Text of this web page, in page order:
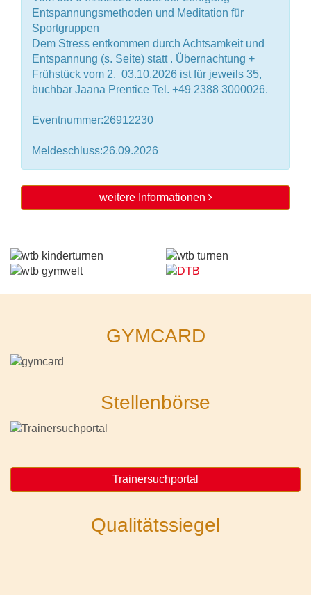
Entspannungsmethoden und Meditation für
Sportgruppen
Dem Stress entkommen durch Achtsamkeit und
Entspannung (s. Seite) statt . Übernachtung +
Frühstück vom 2.  03.10.2026 ist für jeweils 35,
buchbar Jaana Prentice Tel. +49 2388 3000026.
Eventnummer:26912230
Meldeschluss:26.09.2026
weitere Informationen
GYMCARD
Stellenbörse
Trainersuchportal
Qualitätssiegel